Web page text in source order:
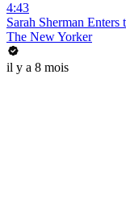
4:43
Sarah Sherman
The New Yorker
il y a 8 mois